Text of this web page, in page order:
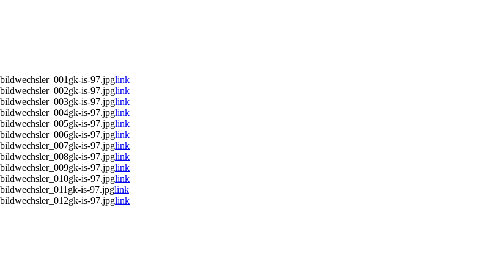
is-97.jpglink
is-97.jpglink
is-97.jpglink
is-97.jpglink
is-97.jpglink
is-97.jpglink
is-97.jpglink
is-97.jpglink
is-97.jpglink
is-97.jpglink
is-97.jpglink
is-97.jpglink